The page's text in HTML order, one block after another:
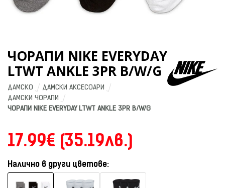
ЧОРАПИ NIKE EVERYDAY
LTWT ANKLE 3PR B/W/G
ДАМСКО
ДАМСКИ АКСЕСОАРИ
ДАМСКИ ЧОРАПИ
ЧОРАПИ NIKE EVERYDAY LTWT ANKLE 3PR B/W/G
17.99€ (35.19лв.)
Налично в други цветове: